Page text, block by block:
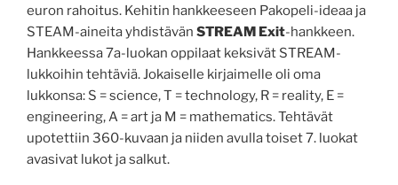
euron rahoitus. Kehitin hankkeeseen Pakopeli-ideaa ja
STEAM-aineita yhdistävän STREAM Exit-hankkeen.
Hankkeessa 7a-luokan oppilaat keksivät STREAM-
lukkoihin tehtäviä. Jokaiselle kirjaimelle oli oma
lukkonsa: S = science, T = technology, R = reality, E =
engineering, A = art ja M = mathematics. Tehtävät
upotettiin 360-kuvaan ja niiden avulla toiset 7. luokat
avasivat lukot ja salkut.